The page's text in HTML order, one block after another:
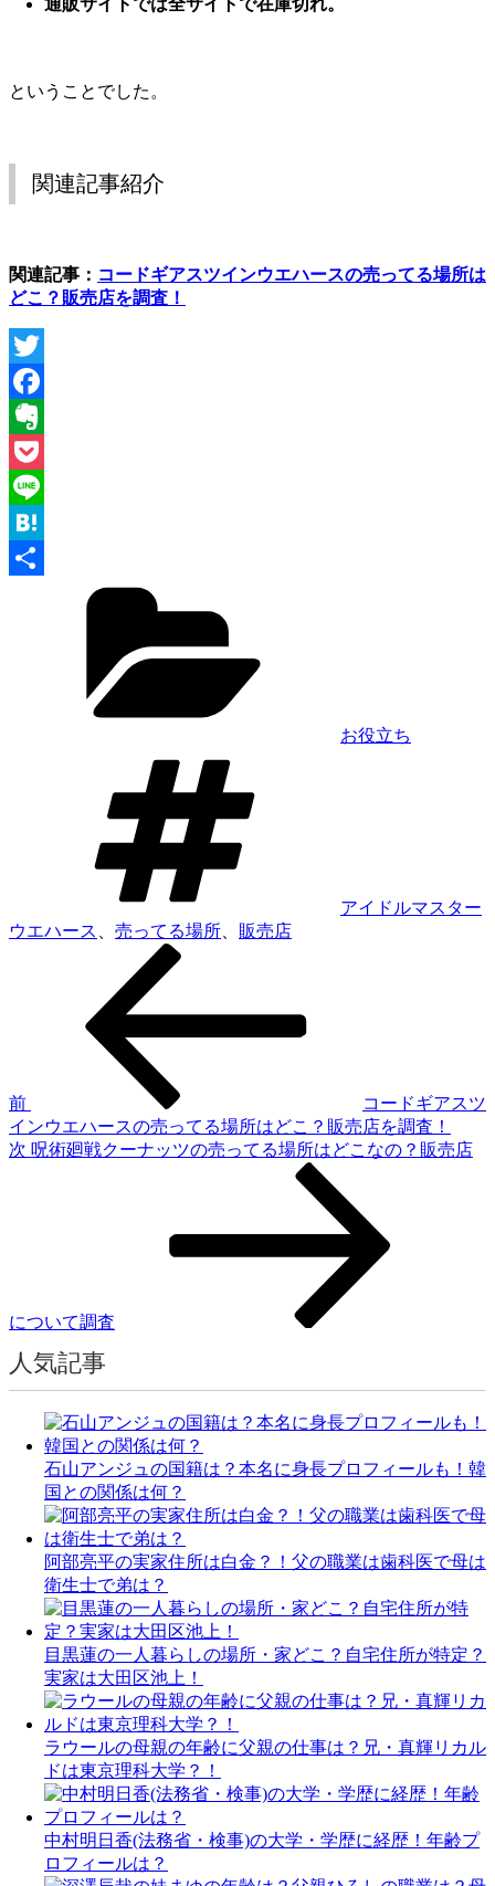
通販サイトでは全サイトで在庫切れ。
ということでした。
関連記事紹介
関連記事： コードギアスツインウエハースの売ってる場所は
どこ？販売店を調査！
Twitter
Facebook
Evernote
Pocket
Line
Hatena
お役立ち
アイドルマスター
ウエハース
売ってる場所 販売店
ゲ
ー
シ
前
コードギアスツ
インウエハースの売ってる場所はどこ？販売店を調査！
次
次 呪術廻戦クーナッツの売ってる場所はどこなの？販売店
について調査
人気記事
石山アンジュの国籍は？本名に身長プロフィールも！韓
国との関係は何？
阿部亮平の実家住所は白金？！父の職業は歯科医で母は
衛生士で弟は？
目黒蓮の一人暮らしの場所・家どこ？自宅住所が特定？
実家は大田区池上！
ラウールの母親の年齢に父親の仕事は？兄・真輝リカル
ドは東京理科大学？！
中村明日香(法務省・検事)の大学・学歴に経歴！年齢プ
ロフィールは？